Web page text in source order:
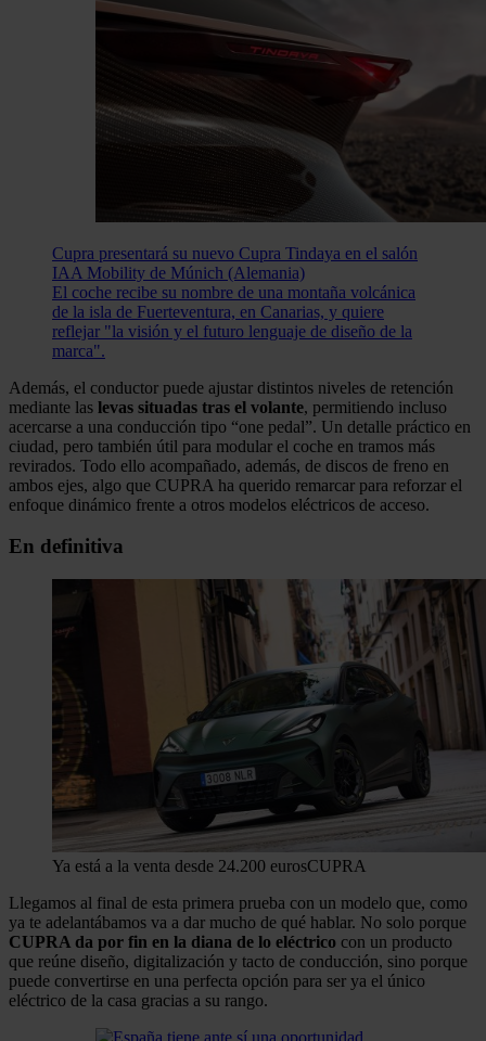
Cupra presentará su nuevo Cupra Tindaya en el salón
IAA Mobility de Múnich (Alemania)
El coche recibe su nombre de una montaña volcánica
de la isla de Fuerteventura, en Canarias, y quiere
reflejar "la visión y el futuro lenguaje de diseño de la
marca".
Además, el conductor puede ajustar distintos niveles de retención
mediante las levas situadas tras el volante, permitiendo incluso
acercarse a una conducción tipo “one pedal”. Un detalle práctico en
ciudad, pero también útil para modular el coche en tramos más
revirados. Todo ello acompañado, además, de discos de freno en
ambos ejes, algo que CUPRA ha querido remarcar para reforzar el
enfoque dinámico frente a otros modelos eléctricos de acceso.
En definitiva
Ya está a la venta desde 24.200 eurosCUPRA
Llegamos al final de esta primera prueba con un modelo que, como
ya te adelantábamos va a dar mucho de qué hablar. No solo porque
CUPRA da por fin en la diana de lo eléctrico con un producto
que reúne diseño, digitalización y tacto de conducción, sino porque
puede convertirse en una perfecta opción para ser ya el único
eléctrico de la casa gracias a su rango.